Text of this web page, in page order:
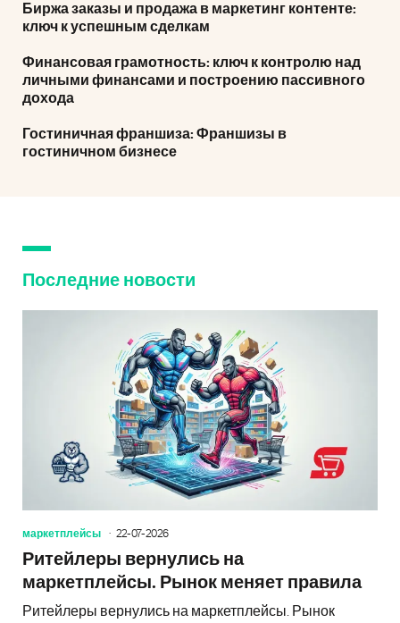
Биржа заказы и продажа в маркетинг контенте:
ключ к успешным сделкам
Финансовая грамотность: ключ к контролю над
личными финансами и построению пассивного
дохода
Гостиничная франшиза: Франшизы в
гостиничном бизнесе
Последние новости
маркетплейсы 22-07-2026
Ритейлеры вернулись на
маркетплейсы. Рынок меняет правила
Ритейлеры вернулись на маркетплейсы. Рынок